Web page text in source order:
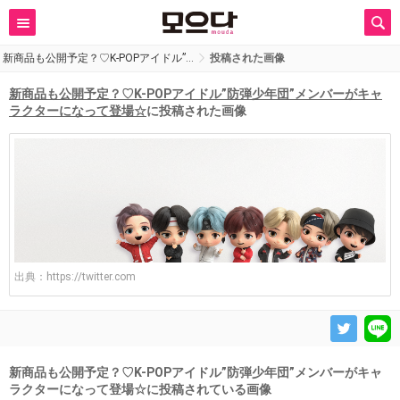
新商品も公開予定？♡K-POPアイドル”… 投稿された画像
新商品も公開予定？♡K-POPアイドル”防弾少年団”メンバーがキャ
ラクターになって登場☆に投稿された画像
出典： https://twitter.com
新商品も公開予定？♡K-POPアイドル”防弾少年団”メンバーがキャ
ラクターになって登場☆に投稿されている画像